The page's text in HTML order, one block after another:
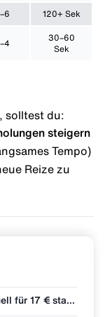
120+ Sek
30–60
Sek
solltest du:
steigern
Tempo)
Reize zu
Mammut Whey Protein: 700 g aktuell für 17 € statt 30 €